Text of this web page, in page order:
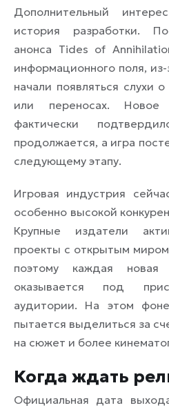
Дополнительный
история разработки.
анонса Tides of
информационного поля, из-
начали появляться слухи
или переносах. Новое
фактически
продолжается, а игра
следующему этапу.
Игровая индустрия
особенно высокой
Крупные издатели
проекты с открытым
поэтому каждая новая
оказывается под
аудитории. На этом
пытается выделиться за
на сюжет и более
Когда ждать
Официальная дата